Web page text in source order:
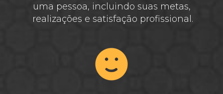
uma pessoa, incluindo suas metas,
realizações e satisfação profissional.